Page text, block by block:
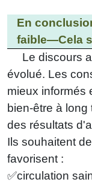
En
faible—Cela
Le discours
évolué. Les
mieux informés
bien-être à
des résultats
Ils souhaitent
favorisent :
✅circulation